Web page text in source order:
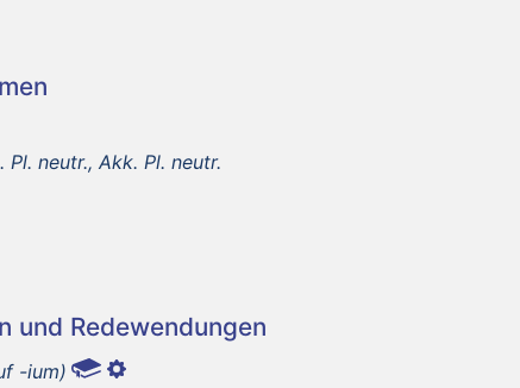
neutr., Akk. Pl. neutr.
und Redewendungen
-ium)